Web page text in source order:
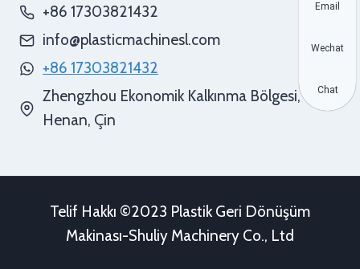
+86 17303821432
info@plasticmachinesl.com
+86 17303821432
Zhengzhou Ekonomik Kalkınma Bölgesi,
Henan, Çin
Telif Hakkı ©2023 Plastik Geri Dönüşüm
Makinası-Shuliy Machinery Co., Ltd
Email
Wechat
Chat